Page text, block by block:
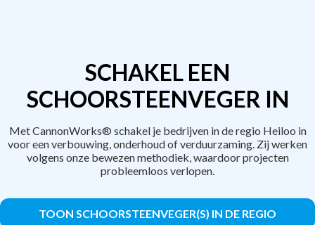
SCHAKEL EEN
SCHOORSTEENVEGER IN
Met CannonWorks® schakel je bedrijven in de regio Heiloo in
voor een verbouwing, onderhoud of verduurzaming. Zij werken
volgens onze bewezen methodiek, waardoor projecten
probleemloos verlopen.
TOON SCHOORSTEENVEGER(S) IN DE REGIO